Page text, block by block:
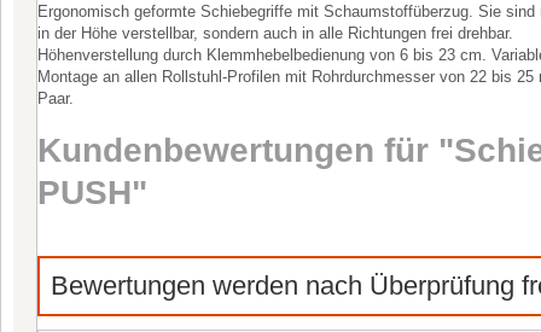
Ergonomisch geformte Schiebegriffe mit Schaumstoffüberzug. Sie sind
in der Höhe verstellbar, sondern auch in alle Richtungen frei drehbar.
Höhenverstellung durch Klemmhebelbedienung von 6 bis 23 cm.
Montage an allen Rollstuhl-Profilen mit Rohrdurchmesser von 22 bis 25
Paar.
Kundenbewertungen für
PUSH"
Bewertungen werden nach Überprüfung